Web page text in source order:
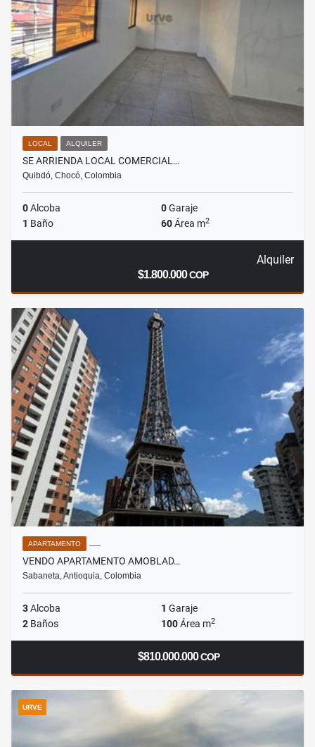
LOCAL ALQUILER
SE ARRIENDA LOCAL COMERCIAL…
Quibdó, Chocó, Colombia
0Alcoba 0Garaje
1 Baño 60Área m2
Alquiler
$1.800.000COP
APARTAMENTO
VENDO APARTAMENTO AMOBLAD…
Sabaneta, Antioquia, Colombia
3Alcoba 1 Garaje
2 Baños 100Área m2
$810.000.000COP
URVE